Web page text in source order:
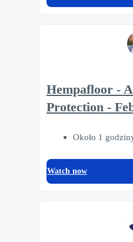
Hempafloor -
Protection -
Około 1
Watch now